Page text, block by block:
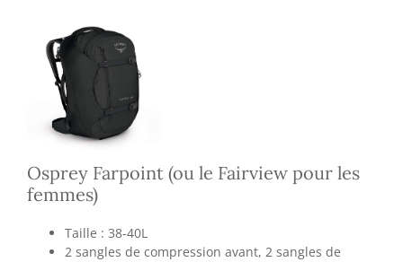
Osprey Farpoint (ou le Fairview pour les
femmes)
Taille : 38-40L
2 sangles de compression avant, 2 sangles de